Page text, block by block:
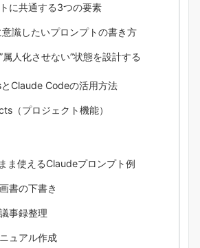
に共通する3つの要素
識したいプロンプトの書き方
属人化させない”状態を設計する
Claude Codeの活用方法
（プロジェクト機能）
ま使えるClaudeプロンプト例
書の下書き
事録整理
ュアル作成